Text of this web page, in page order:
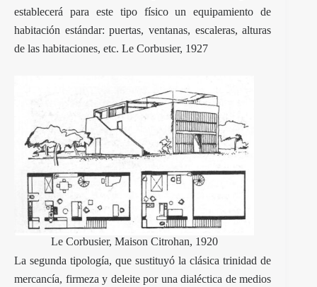
establecerá para este tipo físico un equipamiento de
habitación estándar: puertas, ventanas, escaleras, alturas
de las habitaciones, etc. Le Corbusier, 1927
Le Corbusier, Maison Citrohan, 1920
La segunda tipología, que sustituyó la clásica trinidad de
mercancía, firmeza y deleite por una dialéctica de medios